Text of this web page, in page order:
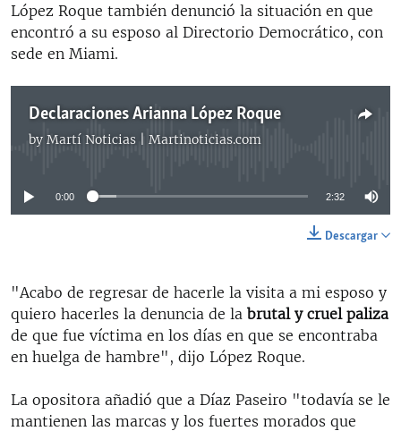
López Roque también denunció la situación en que
encontró a su esposo al Directorio Democrático, con
sede en Miami.
Declaraciones Arianna López Roque
by Martí Noticias | Martinoticias.com
No media source currently available
0:00 2:32
Descargar
"Acabo de regresar de hacerle la visita a mi esposo y
quiero hacerles la denuncia de la brutal y cruel paliza
de que fue víctima en los días en que se encontraba
en huelga de hambre", dijo López Roque.
La opositora añadió que a Díaz Paseiro "todavía se le
mantienen las marcas y los fuertes morados que